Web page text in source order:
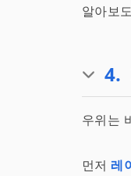
알아보
4.
우위는
먼저 레